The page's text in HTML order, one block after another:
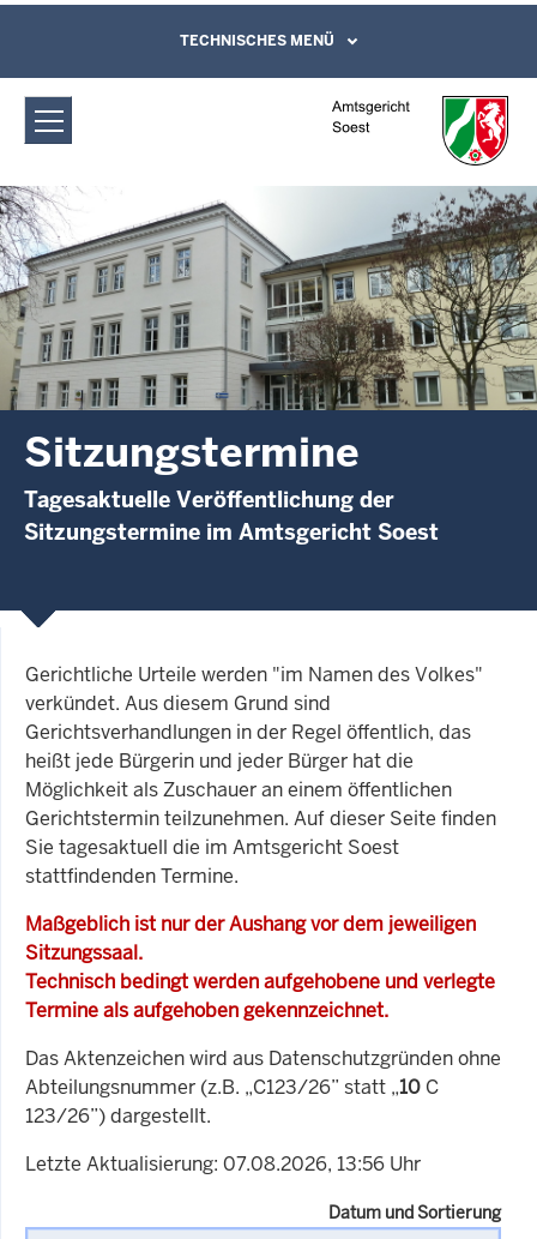
Amtsgericht Soest: Sitzungstermine
Direkt zum Inhalt
Leichte Sprache, Gebärdensprachenvideo
und Kontaktformular
TECHNISCHES MENÜ
Sitzungstermine
Tagesaktuelle Veröffentlichung der
Sitzungstermine im Amtsgericht Soest
Gerichtliche Urteile werden "im Namen des Volkes"
verkündet. Aus diesem Grund sind
Gerichtsverhandlungen in der Regel öffentlich, das
heißt jede Bürgerin und jeder Bürger hat die
Möglichkeit als Zuschauer an einem öffentlichen
Gerichtstermin teilzunehmen. Auf dieser Seite finden
Sie tagesaktuell die im Amtsgericht Soest
stattfindenden Termine.
Maßgeblich ist nur der Aushang vor dem jeweiligen
Sitzungssaal.
Technisch bedingt werden aufgehobene und verlegte
Termine als aufgehoben gekennzeichnet.
Das Aktenzeichen wird aus Datenschutzgründen ohne
Abteilungsnummer (z.B. „C123/26” statt „10 C
123/26”) dargestellt.
Letzte Aktualisierung: 07.08.2026, 13:56 Uhr
Datum und Sortierung